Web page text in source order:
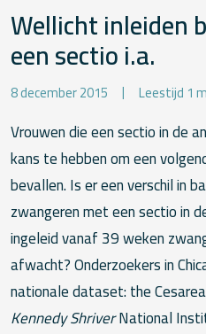
Wellicht inleiden
een sectio i.a.
8 december 2015 Leestijd 1
Vrouwen die een sectio in de
kans te hebben om een
bevallen. Is er een verschil in
zwangeren met een sectio in
ingeleid vanaf 39 weken
afwacht? Onderzoekers in
nationale dataset: the
Kennedy ShriverNational